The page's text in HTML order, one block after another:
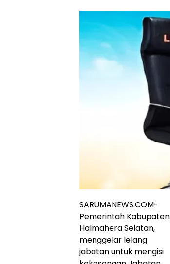
SARUMANEWS.COM-
Pemerintah Kabupaten
Halmahera Selatan,
menggelar lelang
jabatan untuk mengisi